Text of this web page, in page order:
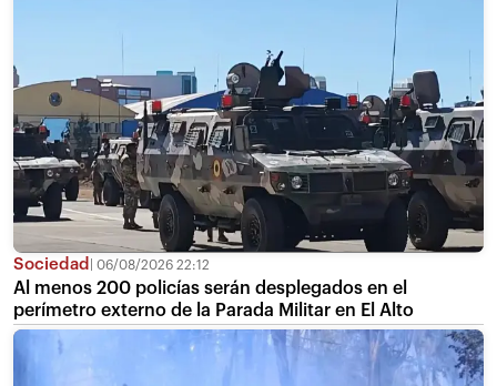
Sociedad 06/08/2026 22:12
Al menos 200 policías serán desplegados en el
perímetro externo de la Parada Militar en El Alto